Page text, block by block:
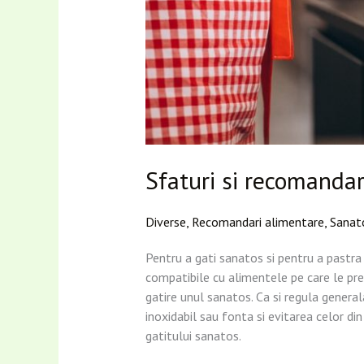
Sfaturi si
Diverse, Recomandari alimentare,
Pentru a gati sanatos si pentru a
compatibile cu alimentele pe care le
gatire unul sanatos. Ca si regula
inoxidabil sau fonta si evitarea celor
gatitului sanatos.